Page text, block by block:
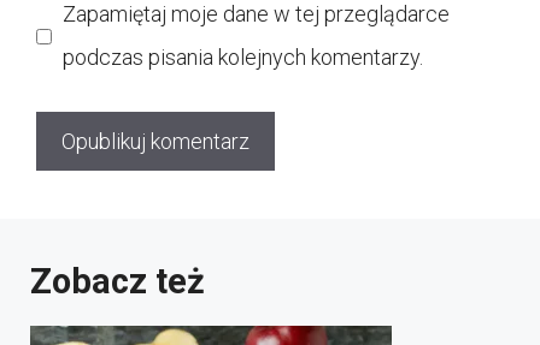
Zapamiętaj moje dane w tej przeglądarce
podczas pisania kolejnych komentarzy.
Zobacz też